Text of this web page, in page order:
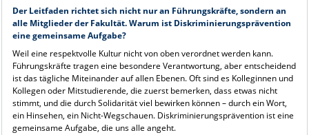
Der Leitfaden richtet sich nicht nur an Führungskräfte, sondern an
alle Mitglieder der Fakultät. Warum ist Diskriminierungsprävention
eine gemeinsame Aufgabe?
Weil eine respektvolle Kultur nicht von oben verordnet werden kann.
Führungskräfte tragen eine besondere Verantwortung, aber entscheidend
ist das tägliche Miteinander auf allen Ebenen. Oft sind es Kolleginnen und
Kollegen oder Mitstudierende, die zuerst bemerken, dass etwas nicht
stimmt, und die durch Solidarität viel bewirken können – durch ein Wort,
ein Hinsehen, ein Nicht-Wegschauen. Diskriminierungsprävention ist eine
gemeinsame Aufgabe, die uns alle angeht.